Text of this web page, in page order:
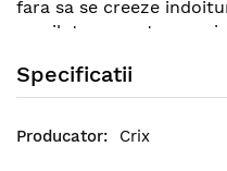
fara sa se creeze
emailat se curata cu
Specificatii
Crix